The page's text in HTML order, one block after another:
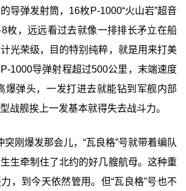
导弹发射筒，16枚P-1000“火山岩”超音
枚，远远看过去就像一排排长矛立在船
光荣级，目的特别纯粹，就是用来打美
1000导弹射程超过500公里，末端速度
爆弹头，一发打进去就能钻到军舰内部
战舰挨上一发基本就得失去战斗力。
突刚爆发那会儿，“瓦良格”号就带着编队
生牵制住了北约的好几艘航母。这种重
，到今天依然管用。但“瓦良格”号也不